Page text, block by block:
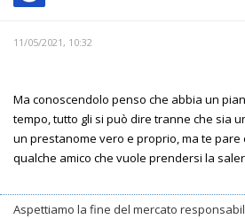
11/05/2021, 10:32
Ma conoscendolo penso che abbia un
tempo, tutto gli si può dire tranne che sia
un prestanome vero e proprio, ma te
qualche amico che vuole prendersi la
Aspettiamo la fine del mercato